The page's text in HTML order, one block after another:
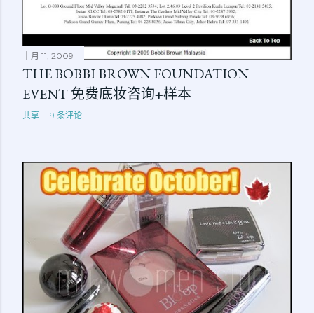
十月 11, 2009
THE BOBBI BROWN FOUNDATION
EVENT 免费底妆咨询+样本
共享 9 条评论